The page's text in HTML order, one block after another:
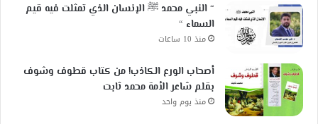
“ النبي محمد ﷺ الإنسان الذي تمثلت فيه قيم
السماء “
منذ 10 ساعات
أصحاب الورع الكاذب! من كتاب قطوف وشوف
بقلم شاعر الأمة محمد ثابت
منذ يوم واحد